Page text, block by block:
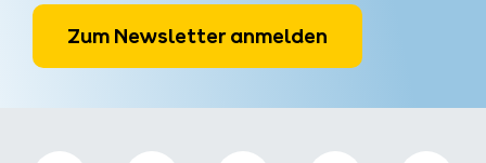
Zum Newsletter anmelden